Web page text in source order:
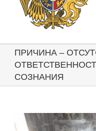
ПРИЧИНА –
СОЗНАНИЯ
View
Larger